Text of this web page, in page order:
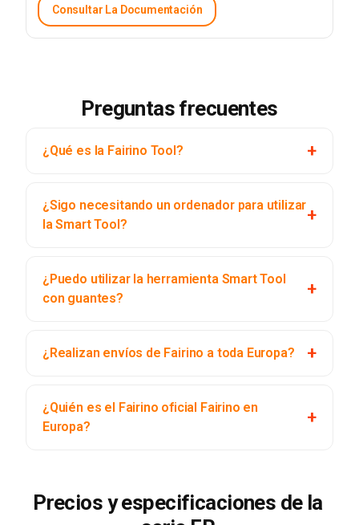
Consultar La Documentación
Preguntas frecuentes
¿Qué es la Fairino Tool?
¿Sigo necesitando un ordenador para utilizar
la Smart Tool?
¿Puedo utilizar la herramienta Smart Tool
con guantes?
¿Realizan envíos de Fairino a toda Europa?
¿Quién es el Fairino oficial Fairino en
Europa?
Precios y especificaciones de la